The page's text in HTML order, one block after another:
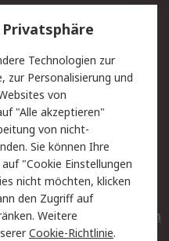
Lieferlösungen
Kontakt
Privatkunden
Datenschutz
Zahlungsbedingungen
Entsorgung
Elektrogeräte/Batterien
Technologien zur
zur Personalisierung und
von
"Alle akzeptieren"
von nicht-
Sie können Ihre
"Cookie Einstellungen
nicht möchten, klicken
den Zugriff auf
Weitere
Cookie-Richtlinie.